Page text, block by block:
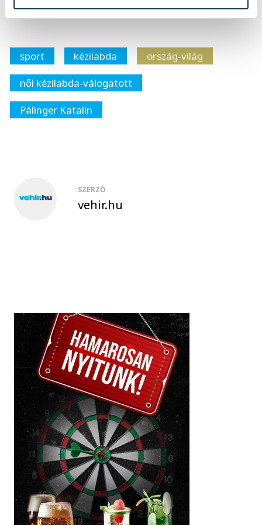
sport kézilabda
ország-világ
női kézilabda-válogatott
Pálinger Katalin
SZERZŐ
vehir.hu